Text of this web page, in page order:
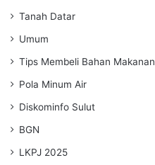
Tanah Datar
Umum
Tips Membeli Bahan Makanan
Pola Minum Air
Diskominfo Sulut
BGN
LKPJ 2025